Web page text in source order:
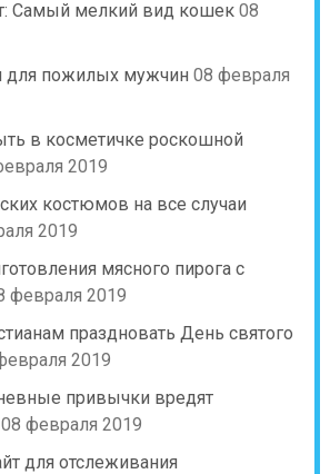
Самый мелкий вид кошек 08
для пожилых мужчин 08 февраля
в косметичке роскошной
2019
костюмов на все случаи
2019
мясного пирога с
февраля 2019
праздновать День святого
2019
привычки вредят
08 февраля 2019
для отслеживания